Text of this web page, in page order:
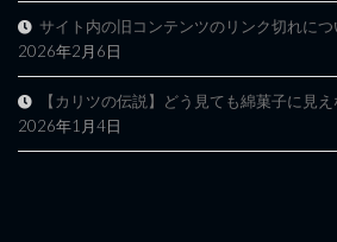
サイト内の旧コンテンツのリンク切れにつ
2026年2月6日
【カリツの伝説】どう見ても綿菓子に見
2026年1月4日